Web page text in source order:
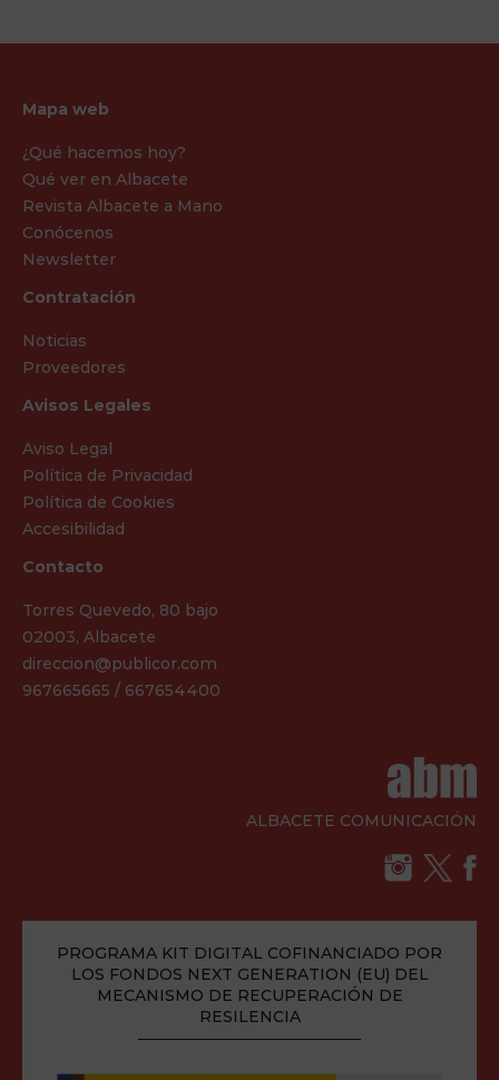
Mapa web
¿Qué hacemos hoy?
Qué ver en Albacete
Revista Albacete a Mano
Conócenos
Newsletter
Contratación
Noticias
Proveedores
Avisos Legales
Aviso Legal
Política de Privacidad
Política de Cookies
Accesibilidad
Contacto
Torres Quevedo, 80 bajo
02003, Albacete
direccion@publicor.com
967665665 / 667654400
ALBACETE COMUNICACIÓN
PROGRAMA KIT DIGITAL COFINANCIADO POR
LOS FONDOS NEXT GENERATION (EU) DEL
MECANISMO DE RECUPERACIÓN DE
RESILENCIA